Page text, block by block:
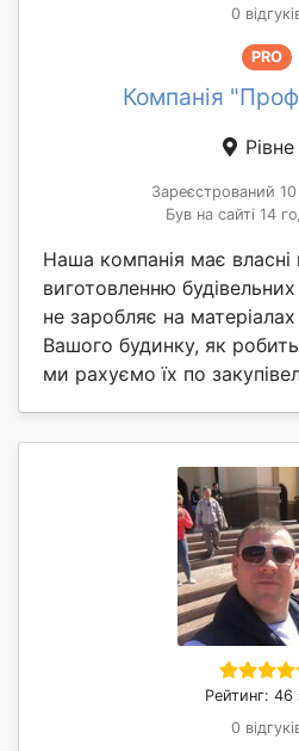
0
PRO
Компанія
Рівне
Зареєстрований
Був на сайті 14
Наша компанія має власні
виготовленню
не заробляє на матеріалах
Вашого будинку, як
ми рахуємо їх по
Рейтинг: 46
0